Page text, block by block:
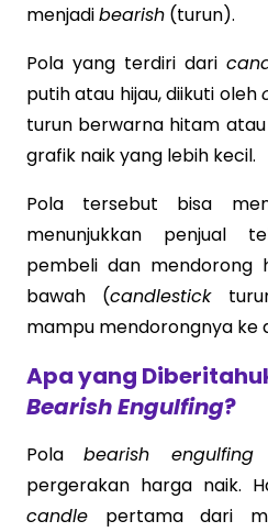
menjadibearish (turun).
Pola yang terdiri dari
putih atau hijau, diikuti oleh
turun berwarna hitam
grafik naik yang lebih kecil.
Pola tersebut bisa
menunjukkan penjual
pembeli dan mendorong
bawah (candlestick
mampu mendorongnya ke
Apa yang
Bearish Engulfing?
Polabearish engulfing
pergerakan harga naik.
candle pertama dari